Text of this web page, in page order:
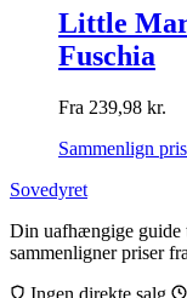
Little
Fuschia
Fra 239,98 kr.
Sammenlign
Sovedyret
Din uafhængige guide
sammenligner priser
Ingen direkte salg